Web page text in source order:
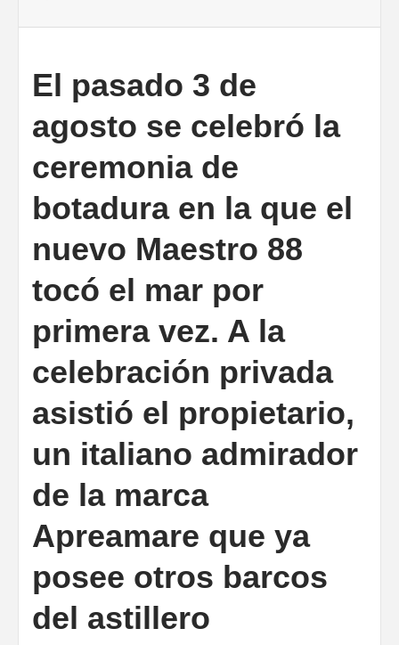
El pasado 3 de
agosto se celebró la
ceremonia de
botadura en la que el
nuevo Maestro 88
tocó el mar por
primera vez. A la
celebración privada
asistió el propietario,
un italiano admirador
de la marca
Apreamare que ya
posee otros barcos
del astillero